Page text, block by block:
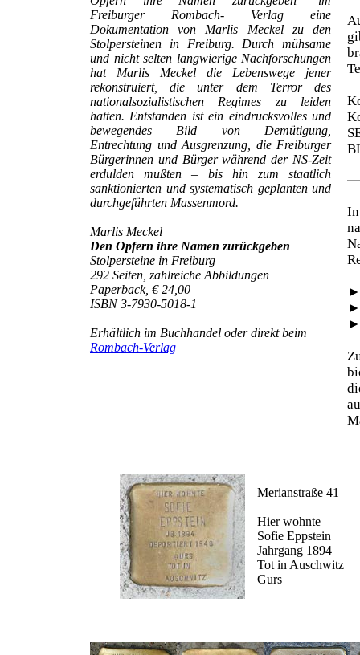
Freiburger Rombach- Verlag eine
Dokumentation von Marlis Meckel zu den
Stolpersteinen in Freiburg. Durch mühsame
und nicht selten langwierige Nachforschungen
hat Marlis Meckel die Lebenswege jener
rekonstruiert, die unter dem Terror des
nationalsozialistischen Regimes zu leiden
hatten. Entstanden ist ein eindrucksvolles und
bewegendes Bild von Demütigung,
Entrechtung und Ausgrenzung, die Freiburger
Bürgerinnen und Bürger während der NS-Zeit
erdulden mußten – bis hin zum staatlich
sanktionierten und systematisch geplanten und
durchgeführten Massenmord.
Marlis Meckel
Den Opfern ihre Namen zurückgeben
Stolpersteine in Freiburg
292 Seiten, zahlreiche Abbildungen
Paperback, € 24,00
ISBN 3-7930-5018-1
Erhältlich im Buchhandel oder direkt beim
Rombach-Verlag
Merianstraße 41
Hier wohnte
Sofie Eppstein
Jahrgang 1894
Tot in Auschwitz
Gurs